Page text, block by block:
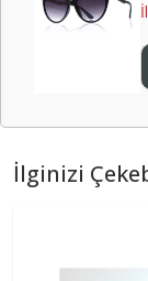
İlginizi